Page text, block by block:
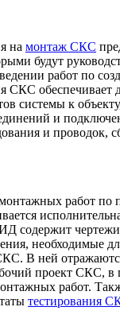
на монтаж СКС
будут
работ по
СКС обеспечивает
системы к
и
и проводок,
работ по
содержит
необходимые
В ней
проект СКС, в
работ.
тестирования